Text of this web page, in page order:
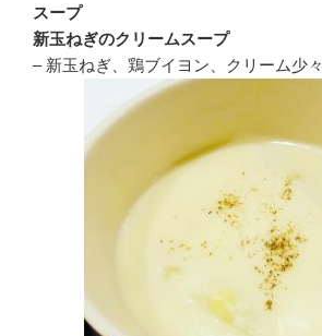
スープ
新玉ねぎのクリームスープ
– 新玉ねぎ、鶏ブイヨン、クリーム少々